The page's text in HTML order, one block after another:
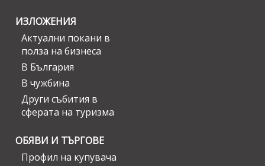
ИЗЛОЖЕНИЯ
Актуални покани в
полза на бизнеса
В България
В чужбина
Други събития в
сферата на туризма
ОБЯВИ И ТЪРГОВЕ
Профил на купувача